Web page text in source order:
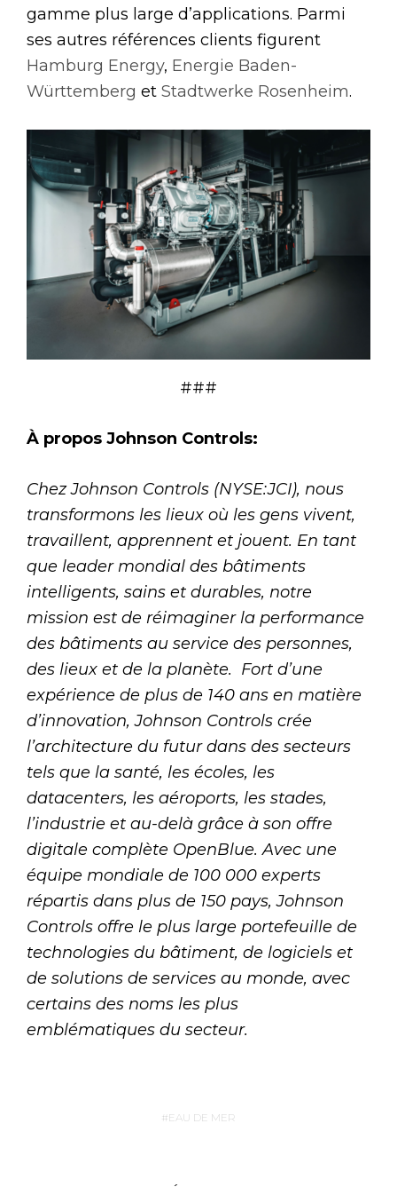
gamme plus large d’applications. Parmi
ses autres références clients figurent
Hamburg Energy, Energie Baden-
Württemberg et Stadtwerke Rosenheim.
###
À propos Johnson Controls:
Chez Johnson Controls (NYSE:JCI), nous
transformons les lieux où les gens vivent,
travaillent, apprennent et jouent. En tant
que leader mondial des bâtiments
intelligents, sains et durables, notre
mission est de réimaginer la performance
des bâtiments au service des personnes,
des lieux et de la planète. Fort d’une
expérience de plus de 140 ans en matière
d’innovation, Johnson Controls crée
l’architecture du futur dans des secteurs
tels que la santé, les écoles, les
datacenters, les aéroports, les stades,
l’industrie et au-delà grâce à son offre
digitale complète OpenBlue. Avec une
équipe mondiale de 100 000 experts
répartis dans plus de 150 pays, Johnson
Controls offre le plus large portefeuille de
technologies du bâtiment, de logiciels et
de solutions de services au monde, avec
certains des noms les plus
emblématiques du secteur.
EAU DE MER